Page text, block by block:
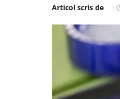
Articol scris de